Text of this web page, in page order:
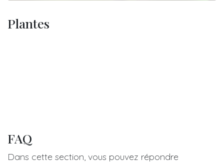
Plantes
FAQ
Dans cette section, vous pouvez répondre